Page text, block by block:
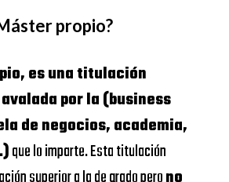
propio?
es una titulación
por la (business
de negocios, academia,
que lo imparte. Esta titulación